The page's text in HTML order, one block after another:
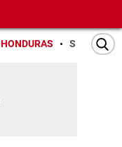
HONDURAS SAN PEDRO